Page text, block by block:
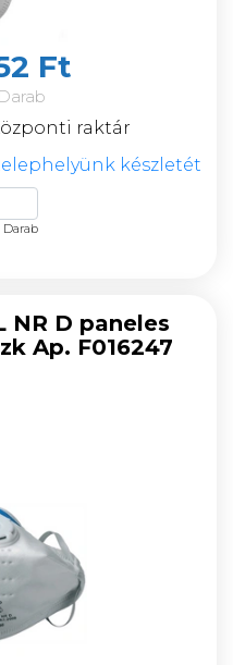
Ft
raktár
készletét
Darab
NR D paneles
Ap. F016247